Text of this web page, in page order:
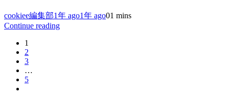
cookiee編集部1年 ago1年 ago01 mins
Continue reading
1
2
3
…
5